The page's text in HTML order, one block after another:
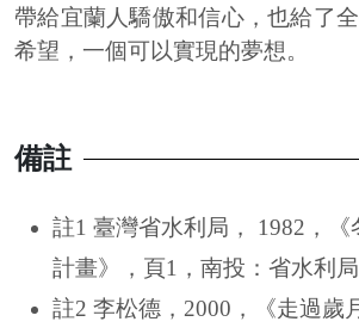
帶給宜蘭人驕傲和信心，也給了
希望，一個可以實現的夢想。
備註
註1 臺灣省水利局， 1982，《
計畫》，頁1，南投：省水利局
註2 李松德，2000，《走過歲